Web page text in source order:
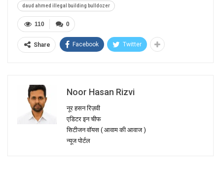
daud ahmed illegal building bulldozer
0
110
Share Facebook Twitter
Noor Hasan Rizvi
नूर हसन रिज़वी
एडिटर इन चीफ
सिटीजन वॉयस ( आवाम की आवाज )
न्यूज पोर्टल